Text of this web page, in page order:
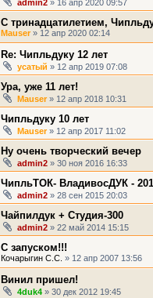
admin2 » 16 апр 2020 09:57
С тринадцатилетием,
Mauser » 12 апр 2020 02:14
Re: Чипльдуку 12 лет
усатый » 12 апр 2019 07:08
Ура, уже 11 лет!
Mauser » 12 апр 2018 10:31
Чипльдуку 10 лет
Mauser» 12 апр 2017 11:02
Ну очень творческий вечер
admin2 » 30 ноя 2016 16:33
ЧипльТОК- ВладивосДУК -
admin2 » 28 сен 2015 20:03
Чайпилдук + Студия-300
admin2 » 22 май 2014 15:15
С запуском!!!
Кочарыгин С.С. » 12 апр 2007 13:56
Винил пришел!
4duk4 » 30 дек 2012 19:45